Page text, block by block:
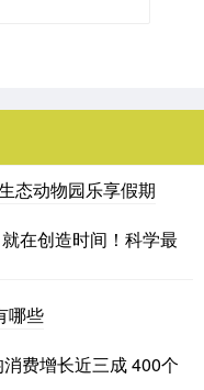
态动物园乐享假期
在创造时间！科学最
哪些
费增长近三成 400个